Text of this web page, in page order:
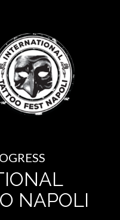
NAPOLI